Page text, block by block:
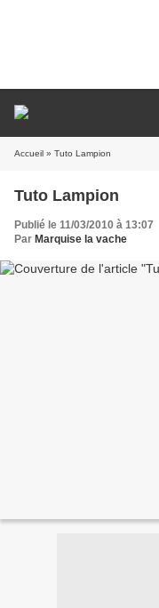
Accueil » Tuto Lampion
Tuto Lampion
Publié le 11/03/2010 à 13:07
Par Marquise la vache